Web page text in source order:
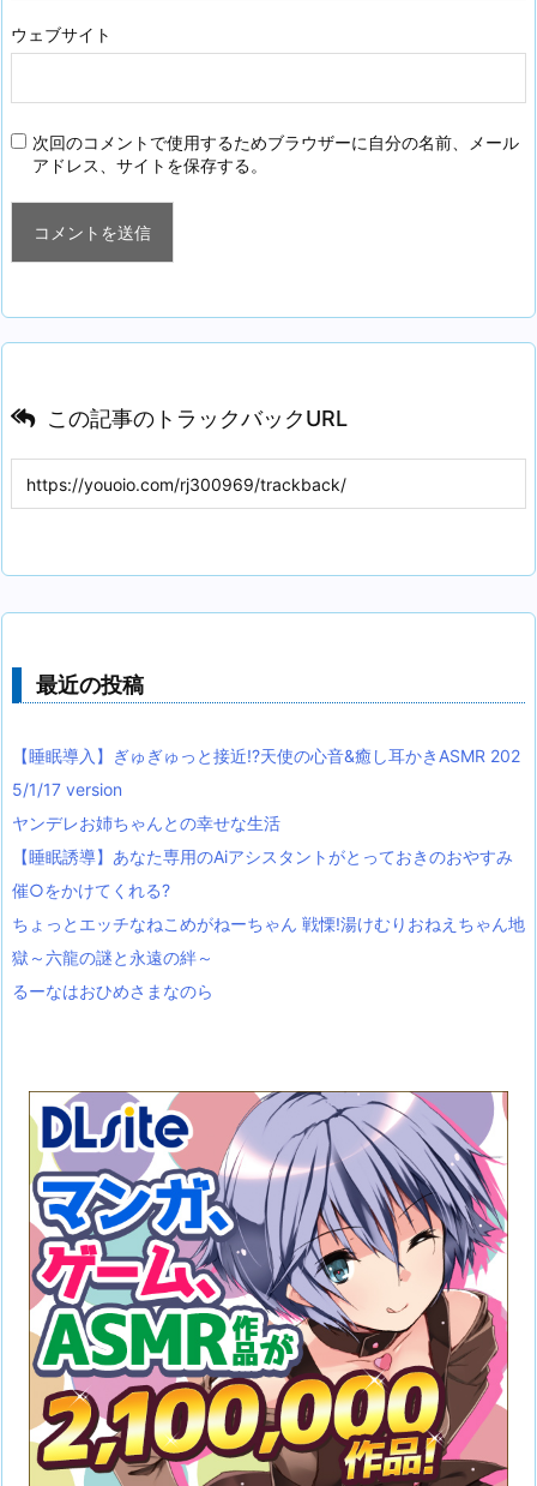
ウェブサイト
次回のコメントで使用するためブラウザーに自分の名前、メール
アドレス、サイトを保存する。
この記事のトラックバックURL
最近の投稿
【睡眠導入】ぎゅぎゅっと接近!?天使の心音&癒し耳かきASMR 202
5/1/17 version
ヤンデレお姉ちゃんとの幸せな生活
【睡眠誘導】あなた専用のAiアシスタントがとっておきのおやすみ
催○をかけてくれる?
ちょっとエッチなねこめがねーちゃん 戦慄!湯けむりおねえちゃん地
獄～六龍の謎と永遠の絆～
るーなはおひめさまなのら